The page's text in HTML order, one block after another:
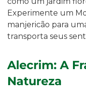
Experimente um
manjericão para
transporta seus
Alecrim: A
Natureza